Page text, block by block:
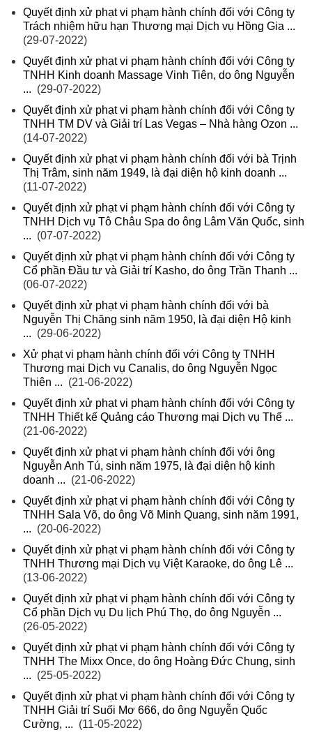
Quyết định xử phạt vi phạm hành chính đối với Công ty
Trách nhiệm hữu hạn Thương mại Dịch vụ Hồng Gia ...
(29-07-2022)
Quyết định xử phạt vi phạm hành chính đối với Công ty
TNHH Kinh doanh Massage Vinh Tiên, do ông Nguyễn
... (29-07-2022)
Quyết định xử phạt vi phạm hành chính đối với Công ty
TNHH TM DV và Giải trí Las Vegas – Nhà hàng Ozon ...
(14-07-2022)
Quyết định xử phạt vi phạm hành chính đối với bà Trịnh
Thị Trâm, sinh năm 1949, là đại diện hộ kinh doanh ...
(11-07-2022)
Quyết định xử phạt vi phạm hành chính đối với Công ty
TNHH Dịch vụ Tô Châu Spa do ông Lâm Văn Quốc, sinh
... (07-07-2022)
Quyết định xử phạt vi phạm hành chính đối với Công ty
Cổ phần Đầu tư và Giải trí Kasho, do ông Trần Thanh ...
(06-07-2022)
Quyết định xử phạt vi phạm hành chính đối với bà
Nguyễn Thị Chăng sinh năm 1950, là đại diện Hộ kinh
... (29-06-2022)
Xử phạt vi phạm hành chính đối với Công ty TNHH
Thương mại Dịch vụ Canalis, do ông Nguyễn Ngọc
Thiên ... (21-06-2022)
Quyết định xử phạt vi phạm hành chính đối với Công ty
TNHH Thiết kế Quảng cáo Thương mại Dịch vụ Thế ...
(21-06-2022)
Quyết định xử phạt vi phạm hành chính đối với ông
Nguyễn Anh Tú, sinh năm 1975, là đại diện hộ kinh
doanh ... (21-06-2022)
Quyết định xử phạt vi phạm hành chính đối với Công ty
TNHH Sala Võ, do ông Võ Minh Quang, sinh năm 1991,
... (20-06-2022)
Quyết định xử phạt vi phạm hành chính đối với Công ty
TNHH Thương mại Dịch vụ Việt Karaoke, do ông Lê ...
(13-06-2022)
Quyết định xử phạt vi phạm hành chính đối với Công ty
Cổ phần Dịch vụ Du lịch Phú Thọ, do ông Nguyễn ...
(26-05-2022)
Quyết định xử phạt vi phạm hành chính đối với Công ty
TNHH The Mixx Once, do ông Hoàng Đức Chung, sinh
... (25-05-2022)
Quyết định xử phạt vi phạm hành chính đối với Công ty
TNHH Giải trí Suối Mơ 666, do ông Nguyễn Quốc
Cường, ... (11-05-2022)